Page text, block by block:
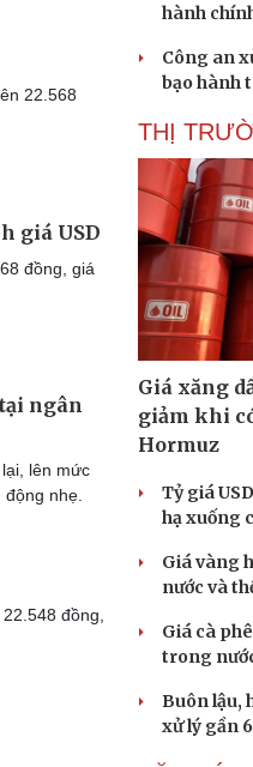
22.568
giá USD
đồng, giá
ngân
lên mức
nhẹ.
đồng,
hành
Công an
bạo hành
THỊ
Giá xăng
giảm khi
Hormuz
Tỷ giá
hạ xuống
Giá vàng
nước và
Giá cà
trong
Buôn lậu,
xử lý gần